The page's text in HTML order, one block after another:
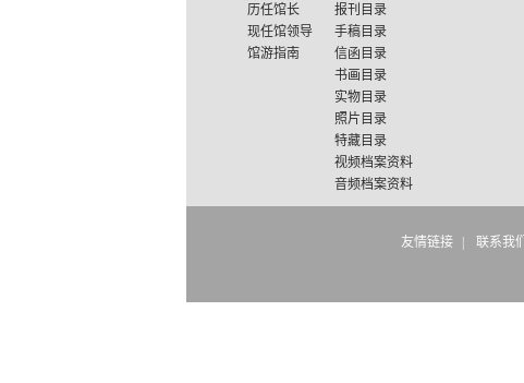
历任馆长
现任馆领导
馆游指南
报刊目录
手稿目录
信函目录
书画目录
实物目录
照片目录
特藏目录
视频档案资料
音频档案资料
友情链接 联系我们